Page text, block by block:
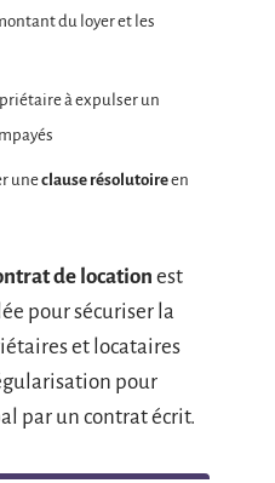
du loyer et les
à expulser un
uneclause résolutoireen
de location est
pour sécuriser la
et locataires
pour
par un contrat écrit.